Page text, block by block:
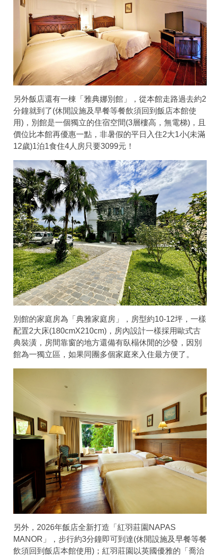
另外飯店還有一棟「雅典娜別館」，從本館走路過去約2
分鐘就到了(休閒設施及早餐等餐飲須回到飯店本館使
用)，別館是一個獨立的住宿空間(3層樓高，無電梯)，且
價位比本館再優惠一點，非暑假的平日入住2大1小(未滿
12歲)1泊1食住4人房只要3099元！
別館的家庭房為「典雅家庭房」，房型約10-12坪，一樣
配置2大床(180cmX210cm)，房內設計一樣採用歐式古
典裝潢，房間靠窗的地方還備有臥榻休閒的沙發，因別
館為一獨立區，如果同團多個家庭來入住最方便了。
另外，2026年飯店全新打造「紅羽莊園NAPAS
MANOR」，步行約3分鐘即可到達(休閒設施及早餐等餐
飲須回到飯店本館使用)；紅羽莊園以英國優雅的「喬治